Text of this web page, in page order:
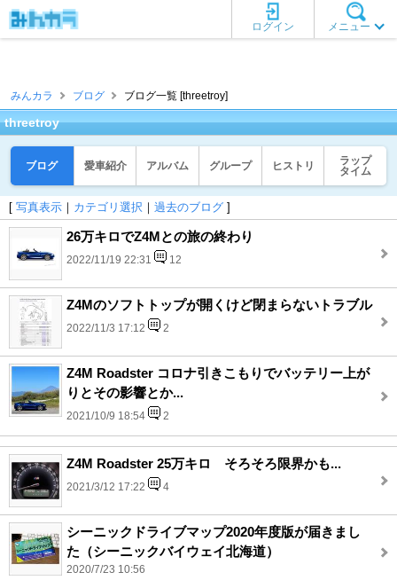
メニュー
ログイン
みんカラ ブログ ブログ一覧 [threetroy]
threetroy
ブログ 愛車紹介 アルバム グループ ヒストリ
ラップ
タイム
[ 写真表示 ｜ カテゴリ選択 ｜ 過去のブログ ]
26万キロでZ4Mとの旅の終わり
2022/11/19 22:31 12
Z4Mのソフトトップが開くけど閉まらないトラブル
2022/11/3 17:12 2
Z4M Roadster コロナ引きこもりでバッテリー上が
りとその影響とか...
2021/10/9 18:54 2
Z4M Roadster 25万キロ そろそろ限界かも...
2021/3/12 17:22 4
シーニックドライブマップ2020年度版が届きまし
た（シーニックバイウェイ北海道）
2020/7/23 10:56